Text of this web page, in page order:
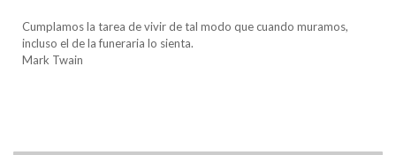
Cumplamos la tarea de vivir de tal modo que cuando muramos,
incluso el de la funeraria lo sienta.
Mark Twain